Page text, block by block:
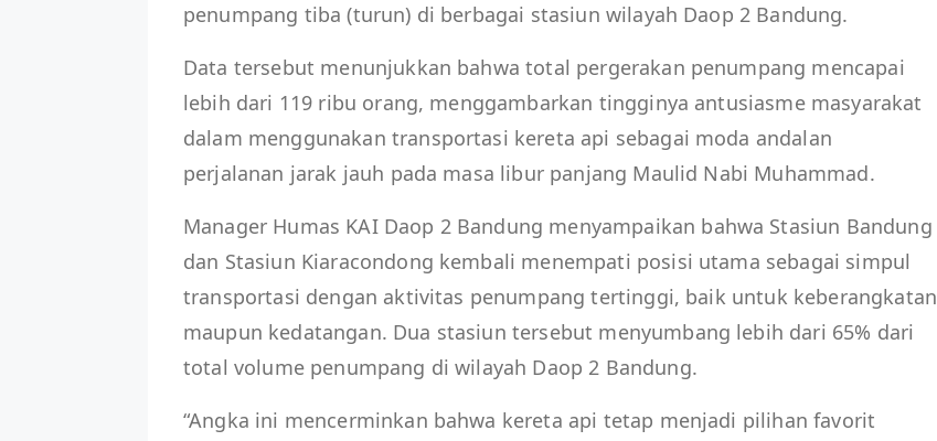
penumpang tiba (turun) di berbagai stasiun wilayah Daop 2 Bandung.
Data tersebut menunjukkan bahwa total pergerakan penumpang mencapai
lebih dari 119 ribu orang, menggambarkan tingginya antusiasme masyarakat
dalam menggunakan transportasi kereta api sebagai moda andalan
perjalanan jarak jauh pada masa libur panjang Maulid Nabi Muhammad.
Manager Humas KAI Daop 2 Bandung menyampaikan bahwa Stasiun Bandung
dan Stasiun Kiaracondong kembali menempati posisi utama sebagai simpul
transportasi dengan aktivitas penumpang tertinggi, baik untuk keberangkatan
maupun kedatangan. Dua stasiun tersebut menyumbang lebih dari 65% dari
total volume penumpang di wilayah Daop 2 Bandung.
“Angka ini mencerminkan bahwa kereta api tetap menjadi pilihan favorit